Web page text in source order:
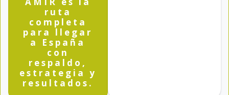
ruta
completa
para llegar
a España
con
respaldo,
estrategia y
resultados.